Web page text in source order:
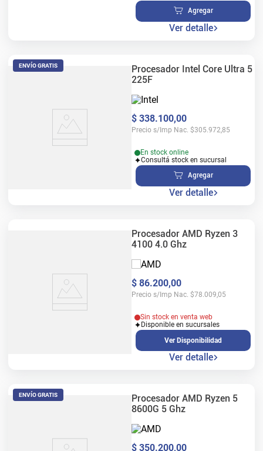
Agregar
Ver detalle
ENVÍO GRATIS
Procesador Intel Core Ultra 5
225F
$ 338.100,00
Precio s/Imp Nac. $305.972,85
En stock online
Consultá stock en sucursal
Agregar
Ver detalle
Procesador AMD Ryzen 3
4100 4.0 Ghz
$ 86.200,00
Precio s/Imp Nac. $78.009,05
Sin stock en venta web
Disponible en sucursales
Ver Disponibilidad
Ver detalle
ENVÍO GRATIS
Procesador AMD Ryzen 5
8600G 5 Ghz
$ 350.200,00